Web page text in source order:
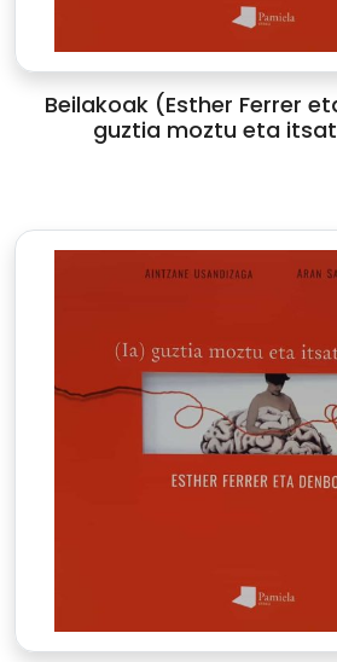
Beilakoak (Esther Ferrer
guztia moztu eta